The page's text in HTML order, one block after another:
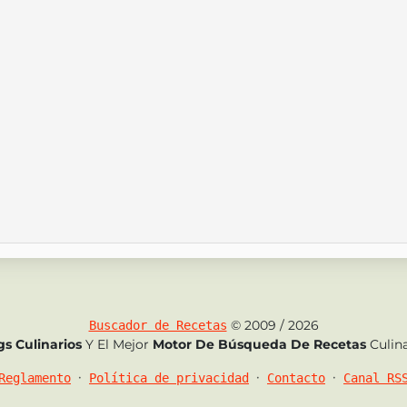
Buscador de Recetas © 2009 / 2026
Culinarios Y El Mejor Motor De Búsqueda De Recetas
• Política de privacidad • Contacto • Canal